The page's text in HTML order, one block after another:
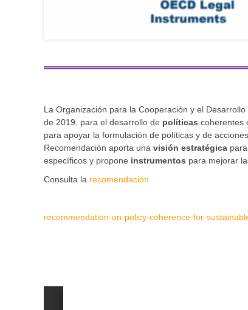
La Organización para la Cooperación y el
de 2019, para el desarrollo de políticas coherentes
para apoyar la formulación de políticas y de
Recomendación aporta una visión estratégica
específicos y propone instrumentos para mejorar
Consulta la recomendación
recommendation-on-policy-coherence-for-